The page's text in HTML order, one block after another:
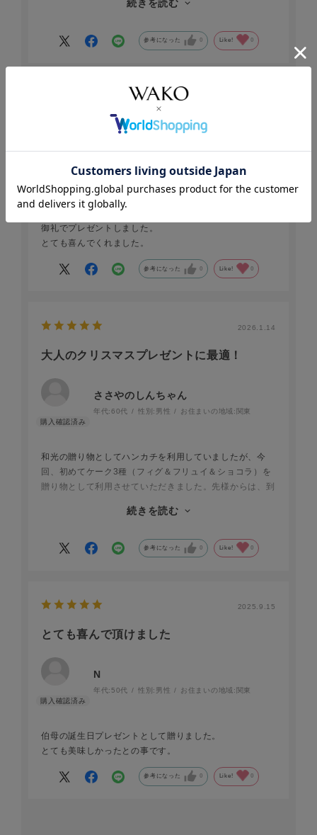
も少しずつ試せて！」と言ってもらいました。以心伝心！
続きを読む
参考になった 0 Like! 0
おだっち
御礼でプレゼントしました。
とても喜んでくれました。
参考になった 0 Like! 0
2026.1.14
大人のクリスマスプレゼントに最適！
ささやのしんちゃん
年代:60代 性別: 男性 お住まいの地域: 関東
和光の贈り物としてハンカチを利用していましたが、今
回、初めてケーク3種（フィグ＆フリュイ＆ショコラ）を
贈り物として利用させていただきました。先様からは、到
と大変喜んでいただきました。和光の品質は、品物だけで
できます。多分、先様も、和光のファンになったのではな
いかと思います。日本品質の代表の一つとしてこれからも
続きを読む
参考になった 0 Like! 0
2025.9.15
とても喜んで頂けました
N
年代: 50代 性別: 男性 お住まいの地域: 関東
伯母の誕生日プレゼントとして贈りました。
とても美味しかったとの事です。
参考になった 0 Like! 0